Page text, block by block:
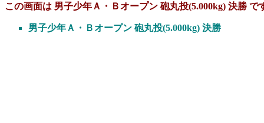
この画面は 男子少年Ａ・Ｂオープン 砲丸投(5.000kg) 決勝 で
男子少年Ａ・Ｂオープン 砲丸投(5.000kg) 決勝